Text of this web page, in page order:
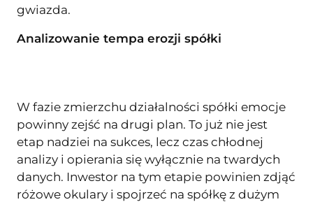
gwiazda.
Analizowanie tempa erozji spółki
W fazie zmierzchu działalności spółki emocje
powinny zejść na drugi plan. To już nie jest
etap nadziei na sukces, lecz czas chłodnej
analizy i opierania się wyłącznie na twardych
danych. Inwestor na tym etapie powinien zdjąć
różowe okulary i spojrzeć na spółkę z dużym